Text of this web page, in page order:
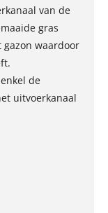
van de
gras
waardoor
de
uitvoerkanaal